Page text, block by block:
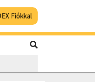
Fiókkal